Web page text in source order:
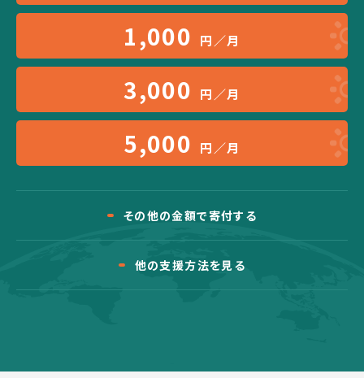
1,000 円／月
3,000 円／月
5,000 円／月
その他の金額で寄付する
他の支援方法を見る